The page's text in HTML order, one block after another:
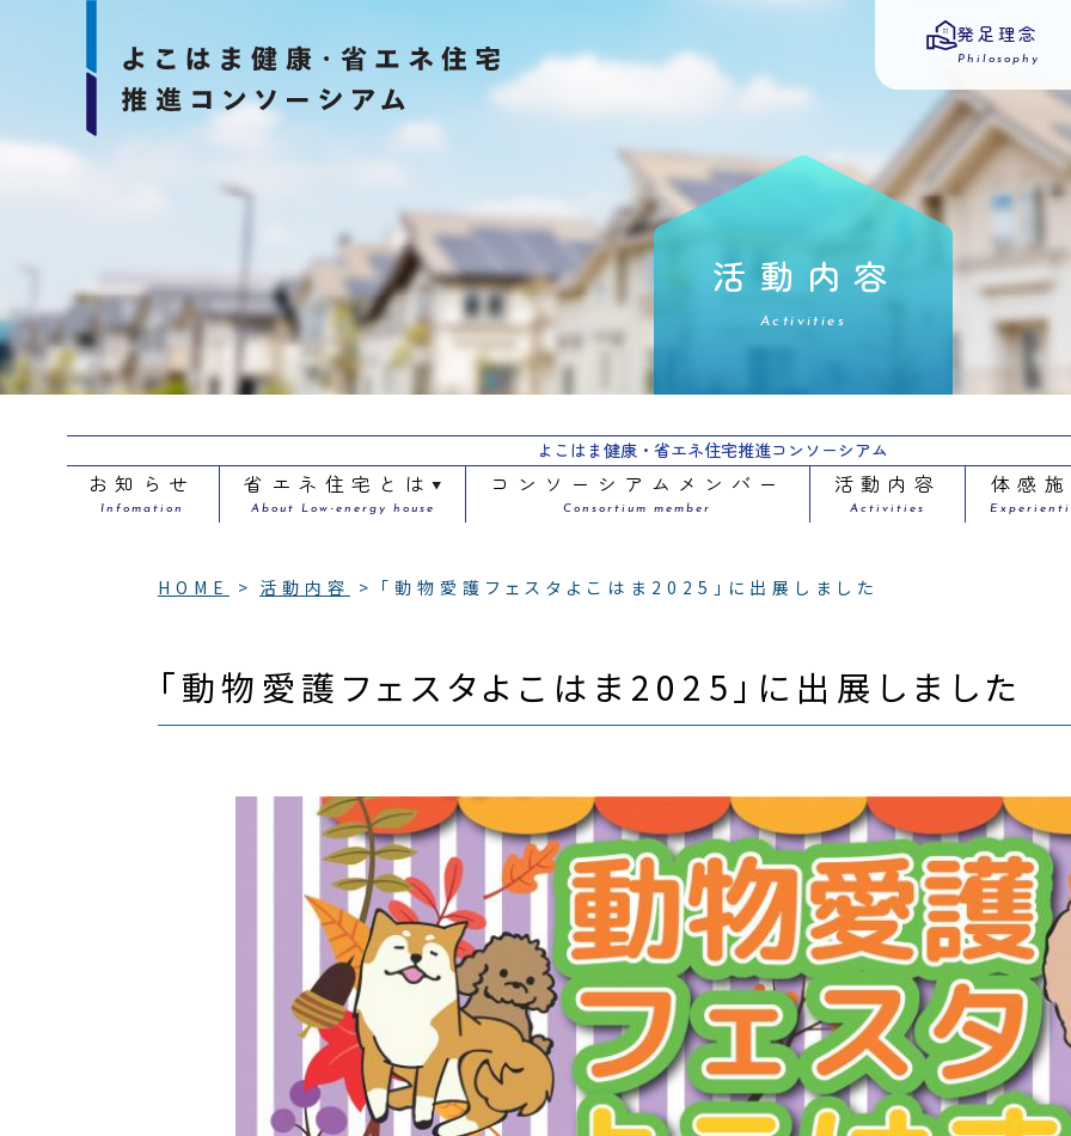
発足理念
Philosophy
よこはま健康・省エネ住宅推進コンソーシアム
お知らせ
Infomation
省エネ住宅とは
About Low-energy house
コンソーシアムメンバー
Consortium member
活動内容
Activities
体感
活動内容
Activities
HOME 活動内容 「動物愛護フェスタよこはま2025」に出展しました
「動物愛護フェスタよこはま2025」に出展しました